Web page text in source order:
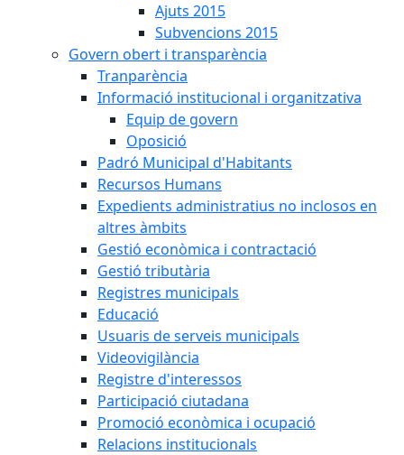
Ajuts 2015
Subvencions 2015
Govern obert i transparència
Tranparència
Informació institucional i organitzativa
Equip de govern
Oposició
Padró Municipal d'Habitants
Recursos Humans
Expedients administratius no inclosos en
altres àmbits
Gestió econòmica i contractació
Gestió tributària
Registres municipals
Educació
Usuaris de serveis municipals
Videovigilància
Registre d'interessos
Participació ciutadana
Promoció econòmica i ocupació
Relacions institucionals